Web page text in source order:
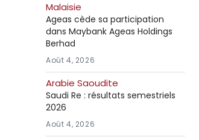
Malaisie
Ageas cède sa participation
dans Maybank Ageas Holdings
Berhad
Août 4, 2026
Arabie Saoudite
Saudi Re : résultats semestriels
2026
Août 4, 2026